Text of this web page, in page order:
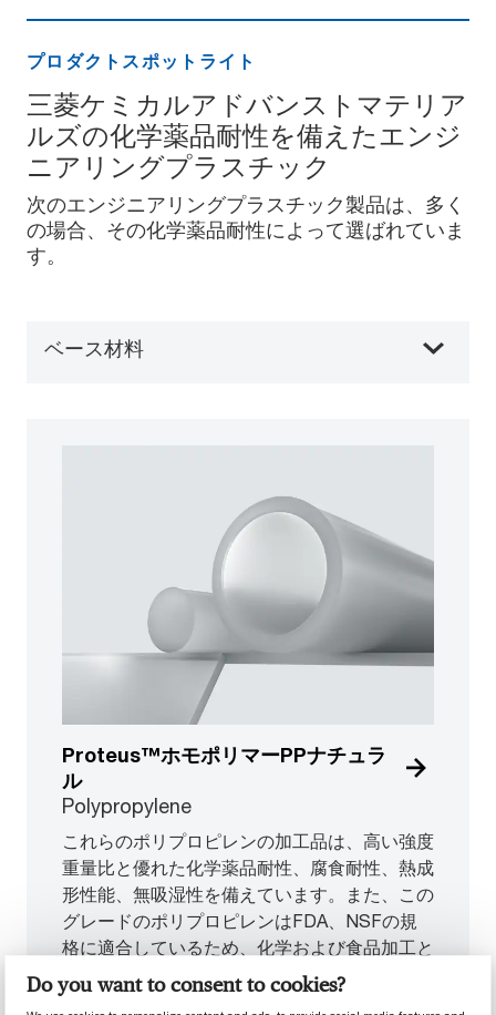
Do you want to consent to cookies?
プロダクトスポットライト
三菱ケミカルアドバンストマテリア
ルズの化学薬品耐性を備えたエンジ
ニアリングプラスチック
次のエンジニアリングプラスチック製品は、多く
の場合、その化学薬品耐性によって選ばれていま
す。
ベース材料
Proteus™ホモポリマーPPナチュラ
ル
Polypropylene
これらのポリプロピレンの加工品は、高い強度
重量比と優れた化学薬品耐性、腐食耐性、熱成
形性能、無吸湿性を備えています。また、この
グレードのポリプロピレンはFDA、NSFの規
格に適合しているため、化学および食品加工と
貯蔵、医療用途に最適です。